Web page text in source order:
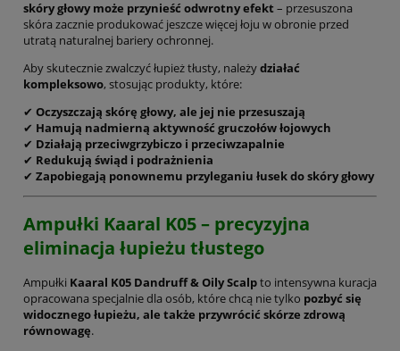
skóry głowy może przynieść odwrotny efekt – przesuszona
skóra zacznie produkować jeszcze więcej łoju w obronie przed
utratą naturalnej bariery ochronnej.
Aby skutecznie zwalczyć łupież tłusty, należydziałać
kompleksowo, stosując produkty, które:
✔ Oczyszczają skórę głowy, ale jej nie przesuszają
✔ Hamują nadmierną aktywność gruczołów łojowych
✔ Działają przeciwgrzybiczo i przeciwzapalnie
✔ Redukują świąd i podrażnienia
✔ Zapobiegają ponownemu przyleganiu łusek do skóry głowy
Ampułki Kaaral K05 – precyzyjna
eliminacja łupieżu tłustego
Ampułki Kaaral K05 Dandruff & Oily Scalpto intensywna kuracja
opracowana specjalnie dla osób, które chcą nie tylko pozbyć się
widocznego łupieżu, ale także przywrócić skórze zdrową
równowagę.